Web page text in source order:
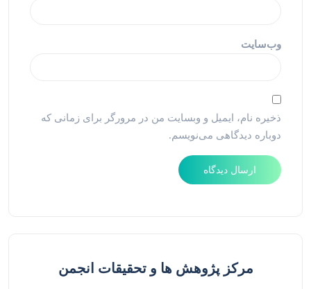
وب‌سایت
ذخیره نام، ایمیل و وبسایت من در مرورگر برای زمانی که
دوباره دیدگاهی می‌نویسم.
مرکز پژوهش ها و تحقیقات انجمن